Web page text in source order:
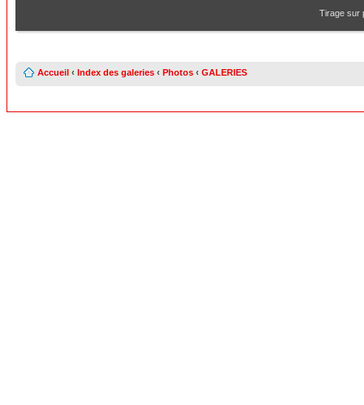
Tirage sur
Accueil ‹ Index des galeries ‹ Photos ‹ GALERIES